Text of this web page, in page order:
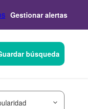
Gestionar alertas
búsqueda